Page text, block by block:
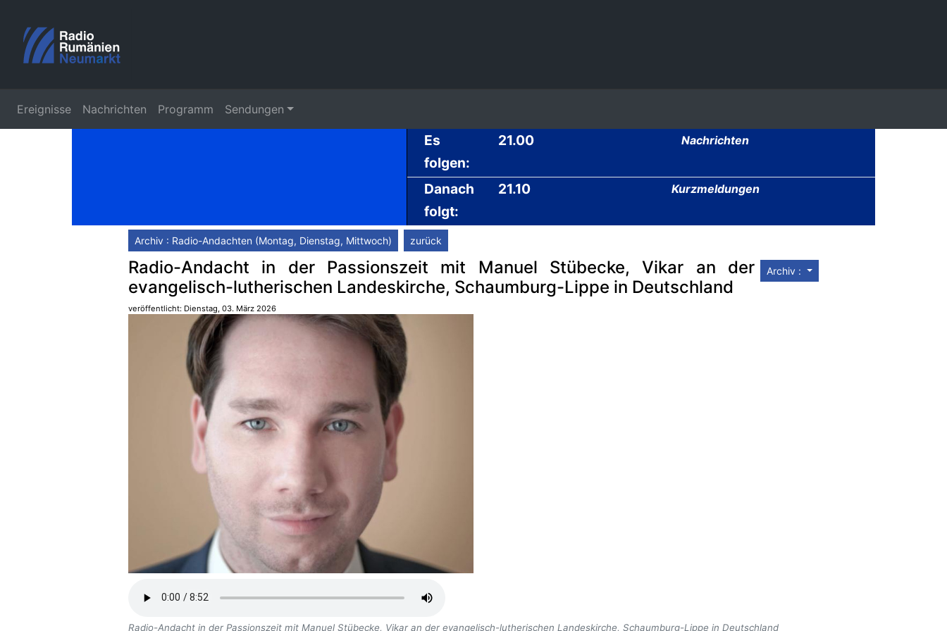
Ereignisse Nachrichten Programm Sendungen
Es
folgen:
21.00 Nachrichten
Danach
folgt:
21.10 Kurzmeldungen
Archiv : Radio-Andachten (Montag, Dienstag, Mittwoch) zurück
Archiv :
Radio-Andacht in der Passionszeit mit Manuel Stübecke, Vikar an der
evangelisch-lutherischen Landeskirche, Schaumburg-Lippe in Deutschland
veröffentlicht: Dienstag, 03. März 2026
Radio-Andacht in der Passionszeit mit Manuel Stübecke, Vikar an der evangelisch-lutherischen Landeskirche, Schaumburg-Lippe in Deutschland